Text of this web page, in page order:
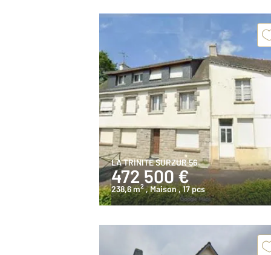
LA TRINITE SURZUR 56
472 500 €
238,6 m2 , Maison , 17 pcs